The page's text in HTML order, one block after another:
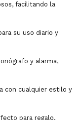
facilitando la
su uso diario y
y alarma,
con cualquier estilo y
para regalo.